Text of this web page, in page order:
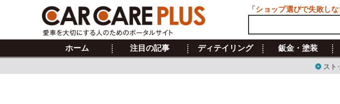
ホーム 注目の記事 ディテイリング 鈑金・塗装
スト
「ショップ選びで失敗し